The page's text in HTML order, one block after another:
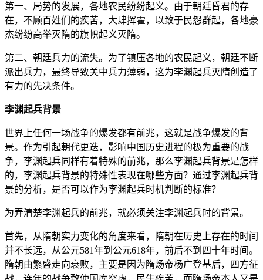
第一、局势的发展，各地农民纷纷起义。由于朝廷昏君的存
在，不顾百姓们的疾苦，大肆挥霍，以致于民怨群起，各地豪
杰纷纷高举灭隋的旗帜起义灭隋。
第二、朝廷兵力的流失。为了镇压各地的农民起义，朝廷不断
派出兵力，最终导致关中兵力薄弱，这为李渊起兵灭隋创造了
有力的先决条件。
李渊起兵背景
世界上任何一场战争的爆发都有前兆，这就是战争爆发的背
景。作为引起朝代更迭，影响中国历史进程的极为重要的战
争，李渊起兵同样有着特殊的前兆，那么李渊起兵背景是怎样
的，李渊起兵背景的特殊性表现在哪些方面？通过李渊起兵背
景的分析，是否可以作为李渊起兵时机判断的标准？
为弄清楚李渊起兵的前兆，就必须关注李渊起兵时的背景。
首先，从隋朝实力变化的角度来看，隋朝在历史上存在的时间
并不长远，从公元581年到公元618年，前后不到四十年时间。
隋朝由繁盛走向衰败，主要是因为隋炀帝杨广登基后，四方征